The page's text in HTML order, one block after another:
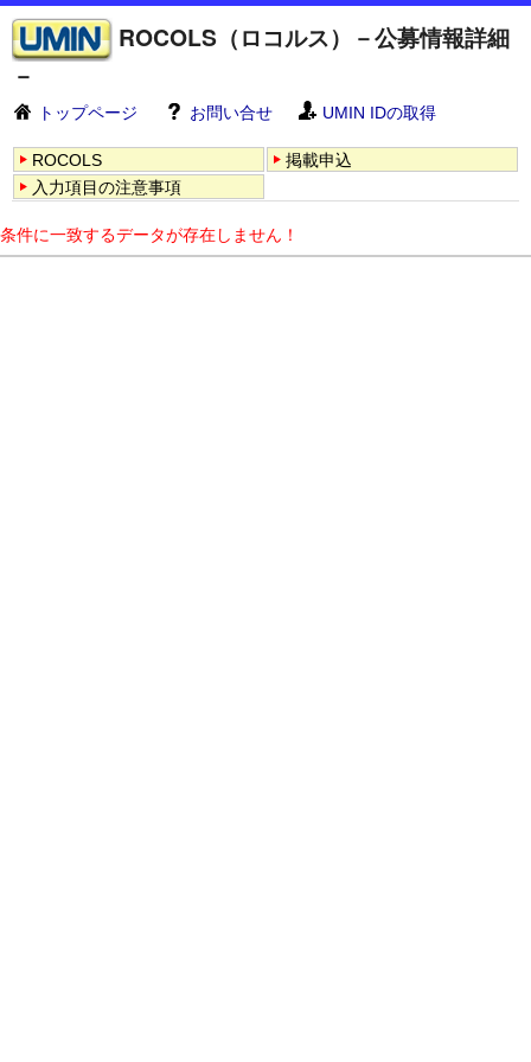
ROCOLS（ロコルス）－公募情報詳細
－
トップページ お問い合せ UMIN IDの取得
ROCOLS
掲載申込
入力項目の注意事項
条件に一致するデータが存在しません！